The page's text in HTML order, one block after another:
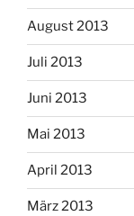
August 2013
Juli 2013
Juni 2013
Mai 2013
April 2013
März 2013